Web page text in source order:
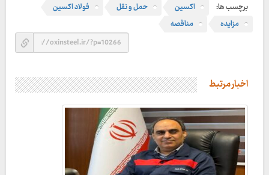
برچسب ها: اکسین حمل و نقل
فولاد اکسین
مزایده
مناقصه
اخبار مرتبط